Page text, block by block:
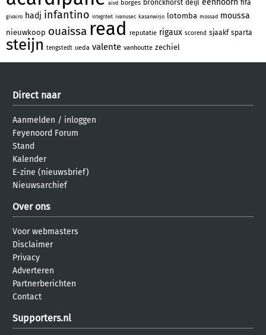
aivd borges bronckhorst deijl fifa
givairo hadj infantino integriteit ivanusec kasanwirjo lotomba mossad moussa
nieuwkoop ouaissa read reputatie rigaux scorend sjaakf sparta
steijn tengstedt ueda valente vanhoutte zechiel
Direct naar
Aanmelden / inloggen
Feyenoord Forum
Stand
Kalender
E-zine (nieuwsbrief)
Nieuwsarchief
Over ons
Voor webmasters
Disclaimer
Privacy
Adverteren
Partnerberichten
Contact
Supporters.nl